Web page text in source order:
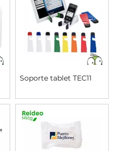
Soporte tablet TEC11